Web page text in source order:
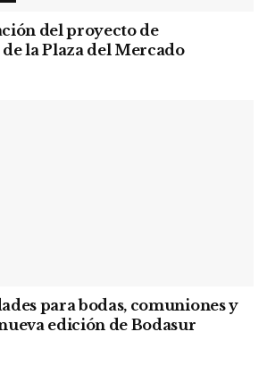
del proyecto de
la Plaza del Mercado
para bodas, comuniones y
edición de Bodasur